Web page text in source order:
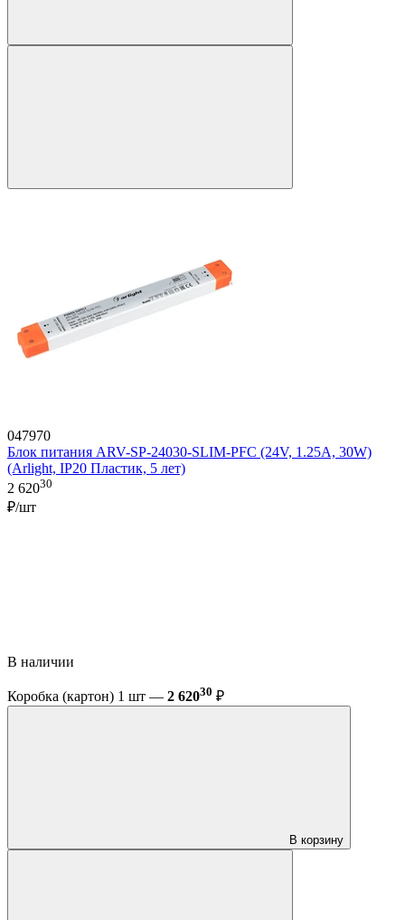
047970
Блок питания ARV-SP-24030-SLIM-PFC (24V, 1.25A, 30W)
(Arlight, IP20 Пластик, 5 лет)
2 62030
₽/шт
В наличии
Коробка (картон) 1 шт — 2 62030 ₽
В корзину